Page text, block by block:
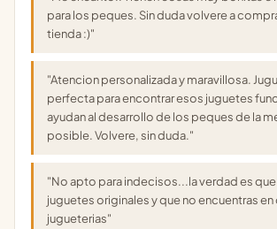
para los peques. Sin duda volvere a
tienda :)"
"Atencion personalizada y maravillosa.
perfecta para encontrar esos juguetes
ayudan al desarrollo de los peques de la
posible. Volvere, sin duda."
"No apto para indecisos...la verdad es
juguetes originales y que no encuentras en
jugueterias"